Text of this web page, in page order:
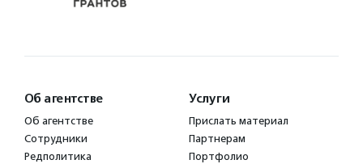
Об агентстве
Об агентстве
Сотрудники
Редполитика
Услуги
Прислать материал
Партнерам
Портфолио